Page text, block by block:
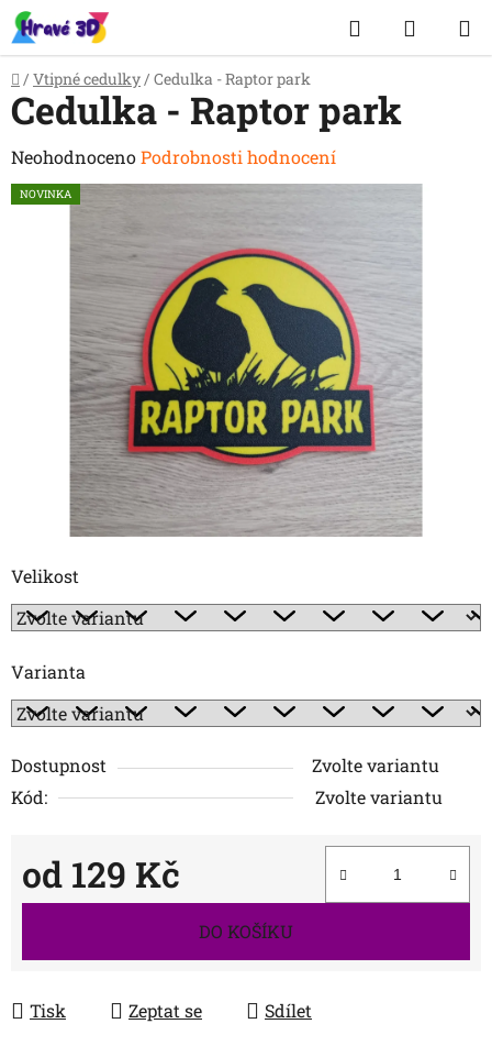
Přejít
na
obsah
Hledat
KOŠÍK
Domů
/ Vtipné cedulky / Cedulka - Raptor park
Velikost
Varianta
Dostupnost
Zvolte variantu
Kód:
Zvolte variantu
od 129 Kč
Měrná cena:
DO KOŠÍKU
Tisk Zeptat se Sdílet
Cedulka - Raptor park
Průměrné
hodnocení
hvězdiček.
NeohodnocenoPodrobnosti hodnocení
NOVINKA